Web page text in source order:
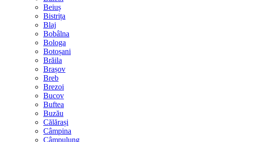
Beiuș
Bistrița
Blaj
Bobâlna
Bologa
Botoșani
Brăila
Brașov
Breb
Brezoi
Bucov
Buftea
Buzău
Călărași
Câmpina
Câmpulung